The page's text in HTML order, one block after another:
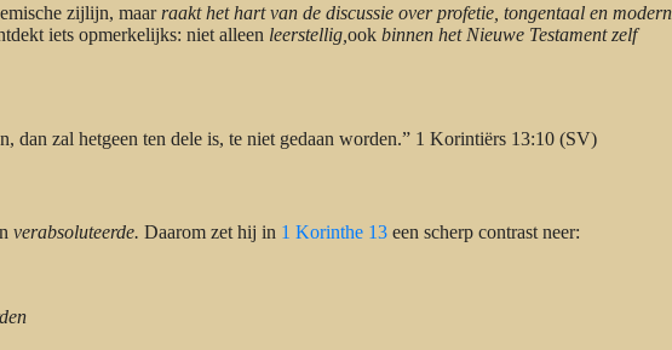
zijlijn, maarraakt het hart van de discussie over profetie, tongentaal en
iets opmerkelijks: niet alleen leerstellig, ook binnen het Nieuwe Testament zelf
dan zal hetgeen ten dele is, te niet gedaan worden.” 1 Korintiërs 13:10 (SV)
verabsoluteerde. Daarom zet hij in 1 Korinthe 13 een scherp contrast neer: